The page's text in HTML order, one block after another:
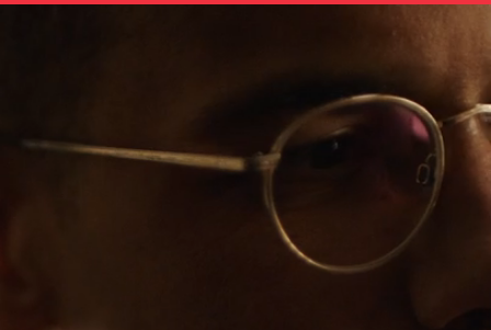
Messukeskus - The
real social media
Messukeskus on ainutlaatuinen
tapahtumakortteli. Synnytämme vuosittain